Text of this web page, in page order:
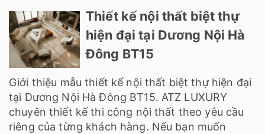
Thiết kế nội thất biệt thự
hiện đại tại Dương Nội Hà
Đông BT15
Giới thiệu mẫu thiết kế nội thất biệt thự hiện đại
tại Dương Nội Hà Đông BT15. ATZ LUXURY
chuyên thiết kế thi công nội thất theo yêu cầu
riêng của từng khách hàng. Nếu bạn muốn